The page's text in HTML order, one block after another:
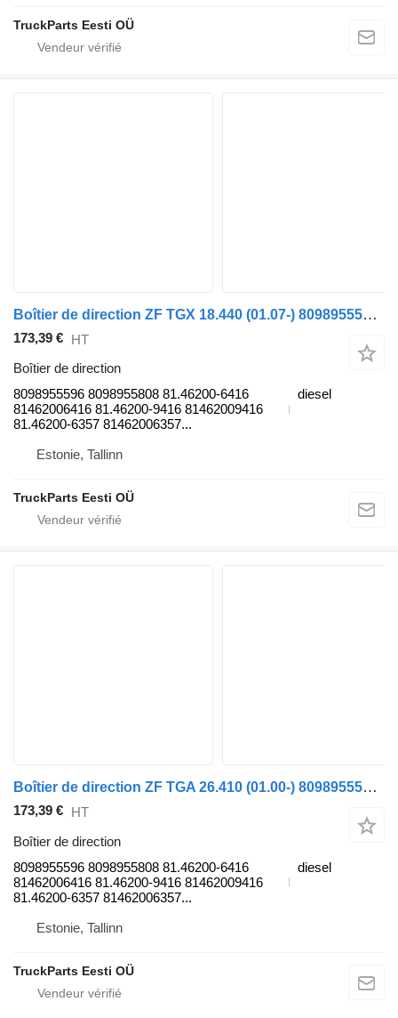
TruckParts Eesti OÜ
Boîtier de direction ZF TGX 18.440 (01.07-) 8098955596 pour tracteur routier MAN TGL, TGM, TGS, TGX (2005-2021)
173,39 € HT
Boîtier de direction
8098955596 8098955808 81.46200-6416
81462006416 81.46200-9416 81462009416
81.46200-6357 81462006357...
diesel
Estonie, Tallinn
TruckParts Eesti OÜ
Boîtier de direction ZF TGA 26.410 (01.00-) 8098955596 pour tracteur routier MAN 4-series, TGA (1993-2009)
173,39 € HT
Boîtier de direction
8098955596 8098955808 81.46200-6416
81462006416 81.46200-9416 81462009416
81.46200-6357 81462006357...
diesel
Estonie, Tallinn
TruckParts Eesti OÜ